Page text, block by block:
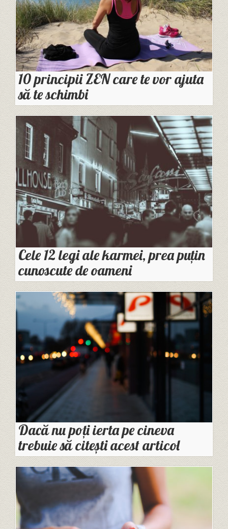
10 principii ZEN care te vor ajuta
să te schimbi
Cele 12 legi ale karmei, prea puțin
cunoscute de oameni
Dacă nu poți ierta pe cineva
trebuie să citești acest articol